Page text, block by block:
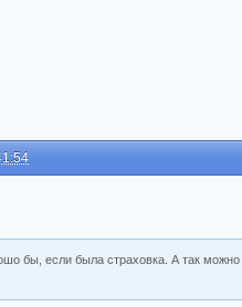
бы, если была страховка. А так